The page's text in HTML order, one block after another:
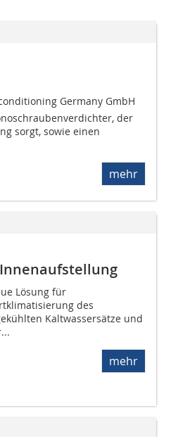
Germany GmbH
der
sorgt, sowie einen
mehr
Lösung für
des
Kaltwassersätze und
mehr